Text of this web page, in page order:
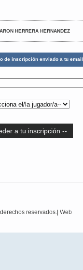
HERRERA HERNANDEZ
de inscripción enviado a tu email
a tu inscripción --
reservados.| Web